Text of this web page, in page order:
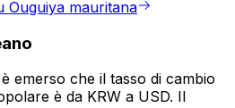
Ouguiya mauritana
emerso che il tasso di cambio
è da KRW a USD. Il